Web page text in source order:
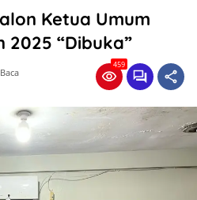
Ketua Umum
2025 “Dibuka”
459